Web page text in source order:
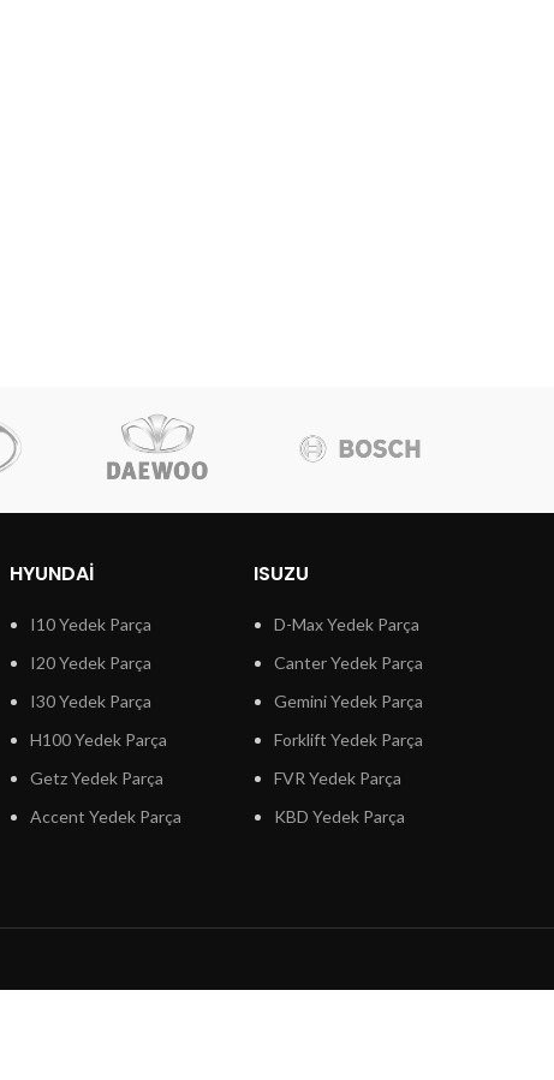
HYUNDAI
I10 Yedek Parça
I20 Yedek Parça
I30 Yedek Parça
H100 Yedek Parça
Getz Yedek Parça
Accent Yedek Parça
ISUZU
D-Max Yedek Parça
Canter Yedek Parça
Gemini Yedek Parça
Forklift Yedek Parça
FVR Yedek Parça
KBD Yedek Parça